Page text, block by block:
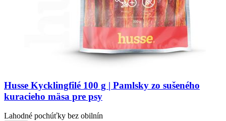
Husse Kycklingfilé 100 g | Pamlsky zo sušeného
kuracieho mäsa pre psy
Lahodné pochúťky bez obilnín